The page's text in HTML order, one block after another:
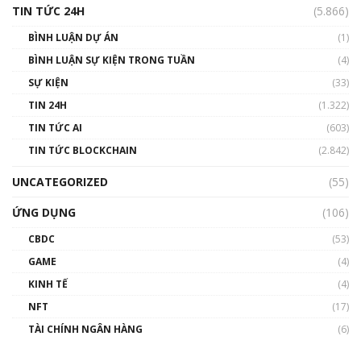
TIN TỨC 24H
(5.866)
BÌNH LUẬN DỰ ÁN
(1)
BÌNH LUẬN SỰ KIỆN TRONG TUẦN
(4)
SỰ KIỆN
(33)
TIN 24H
(1.322)
TIN TỨC AI
(603)
TIN TỨC BLOCKCHAIN
(2.842)
UNCATEGORIZED
(55)
ỨNG DỤNG
(106)
CBDC
(53)
GAME
(4)
KINH TẾ
(4)
NFT
(17)
TÀI CHÍNH NGÂN HÀNG
(6)